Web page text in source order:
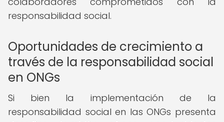
responsabilidad social.
Oportunidades de crecimiento a
través de la responsabilidad social
en ONGs
Si bien la implementación de la
responsabilidad social en las ONGs presenta